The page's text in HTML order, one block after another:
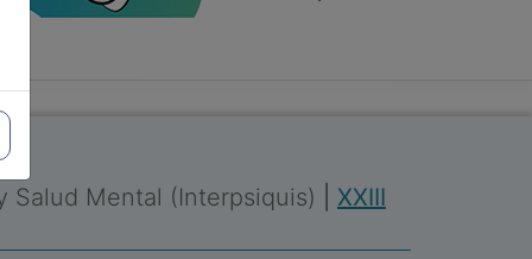
Salud Mental (Interpsiquis) XXIII